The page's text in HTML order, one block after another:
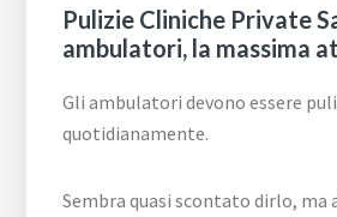
Pulizie Cliniche Private
ambulatori, la massima
Gli ambulatori devono essere
quotidianamente.
Sembra quasi scontato dirlo, ma